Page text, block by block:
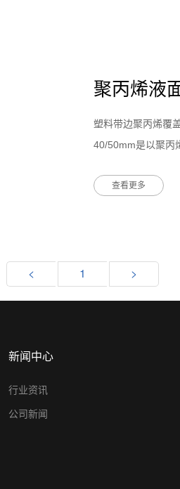
聚丙烯液
塑料带边聚丙烯覆
40/50mm是以聚丙
查看更多
< 1 >
新闻中心
行业资讯
公司新闻